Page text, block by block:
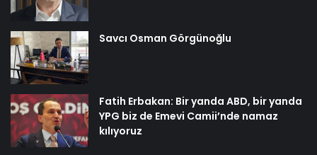
Savcı Osman Görgünoğlu
Fatih Erbakan: Bir yanda ABD, bir yanda
YPG biz de Emevi Camii’nde namaz
kılıyoruz